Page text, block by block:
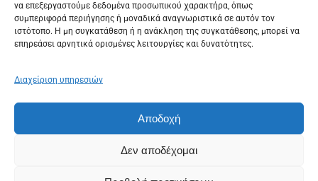
να επεξεργαστούμε δεδομένα προσωπικού χαρακτήρα, όπως
συμπεριφορά περιήγησης ή μοναδικά αναγνωριστικά σε αυτόν τον
ιστότοπο. Η μη συγκατάθεση ή η ανάκληση της συγκατάθεσης, μπορεί να
επηρεάσει αρνητικά ορισμένες λειτουργίες και δυνατότητες.
Διαχείριση υπηρεσιών
Αποδοχή
Δεν αποδέχομαι
Πολιτική Απορρήτου
Πολιτική επιστροφών
© 2024 Stathis Ioannou - Kwcgreece.gr